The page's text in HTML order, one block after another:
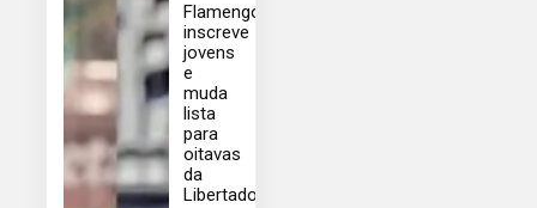
Flamengo
inscreve
jovens
e
muda
lista
para
oitavas
da
Libertadores